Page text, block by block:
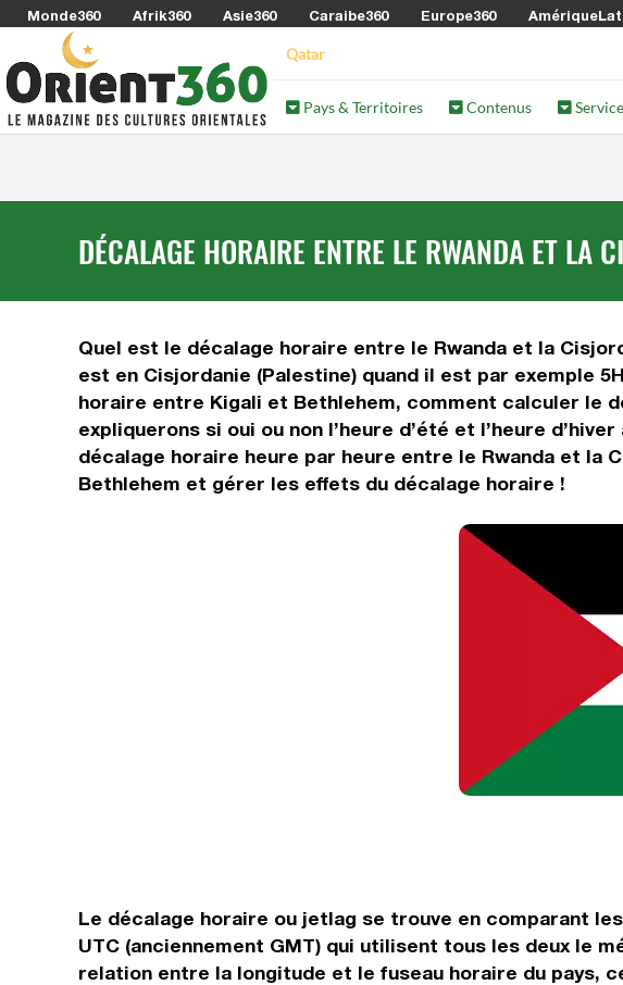
Monde360 Afrik360 Asie360 Caraibe360 Europe360
Qatar
Pays & Territoires Contenus
DÉCALAGE HORAIRE ENTRE LE RWANDA ET LA
Quel est le décalage horaire entre le Rwanda et la
est en Cisjordanie (Palestine) quand il est par exemple
horaire entre Kigali et Bethlehem, comment calculer le
expliquerons si oui ou non l’heure d’été et l’heure
décalage horaire heure par heure entre le Rwanda et la
Bethlehem et gérer les effets du décalage horaire !
Le décalage horaire ou jetlag se trouve en comparant
UTC (anciennement GMT) qui utilisent tous les deux le
relation entre la longitude et le fuseau horaire du pays,